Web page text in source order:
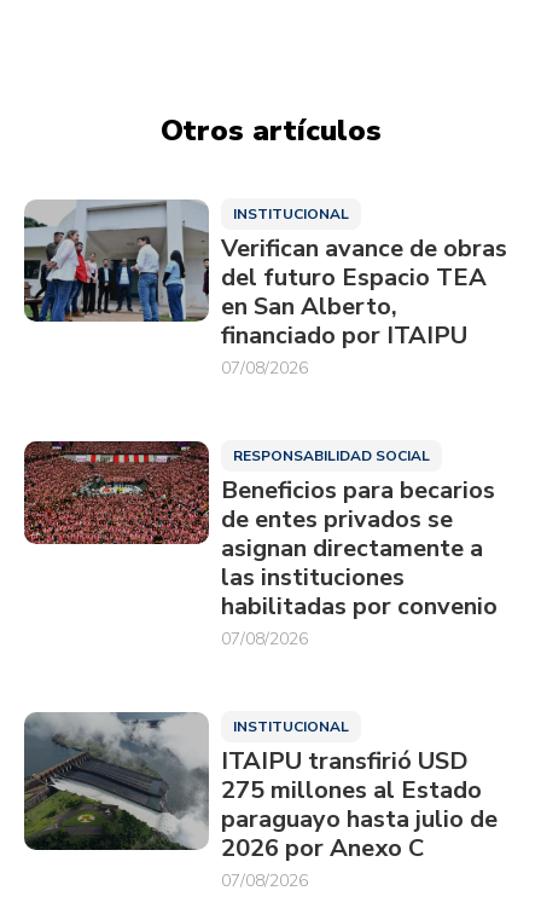
Otros artículos
INSTITUCIONAL
Verifican avance de obras
del futuro Espacio TEA
en San Alberto,
financiado por ITAIPU
07/08/2026
RESPONSABILIDAD SOCIAL
Beneficios para becarios
de entes privados se
asignan directamente a
las instituciones
habilitadas por convenio
07/08/2026
INSTITUCIONAL
ITAIPU transfirió USD
275 millones al Estado
paraguayo hasta julio de
2026 por Anexo C
07/08/2026